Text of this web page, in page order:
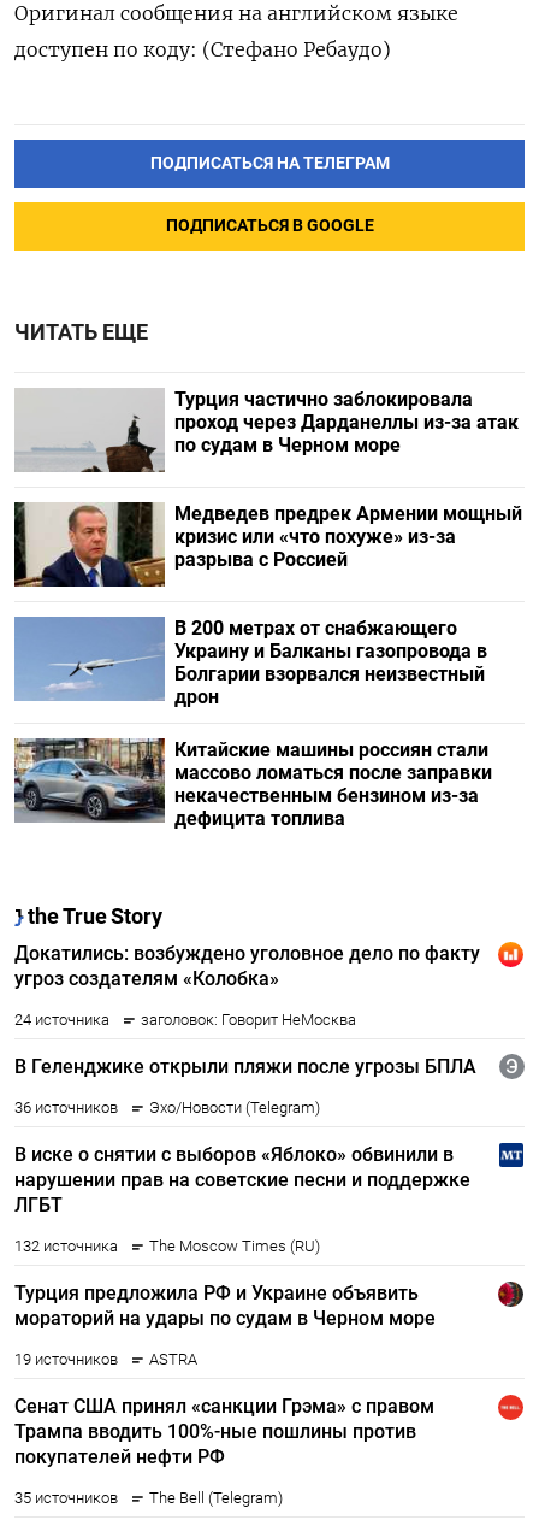
Оригинал сообщения на английском языке
доступен по коду: (Стефано Ребаудо)
ПОДПИСАТЬСЯ НА ТЕЛЕГРАМ
ПОДПИСАТЬСЯ В GOOGLE
ЧИТАТЬ ЕЩЕ
Турция частично заблокировала
проход через Дарданеллы из-за атак
по судам в Черном море
Медведев предрек Армении мощный
кризис или «что похуже» из-за
разрыва с Россией
В 200 метрах от снабжающего
Украину и Балканы газопровода в
Болгарии взорвался неизвестный
дрон
Китайские машины россиян стали
массово ломаться после заправки
некачественным бензином из-за
дефицита топлива